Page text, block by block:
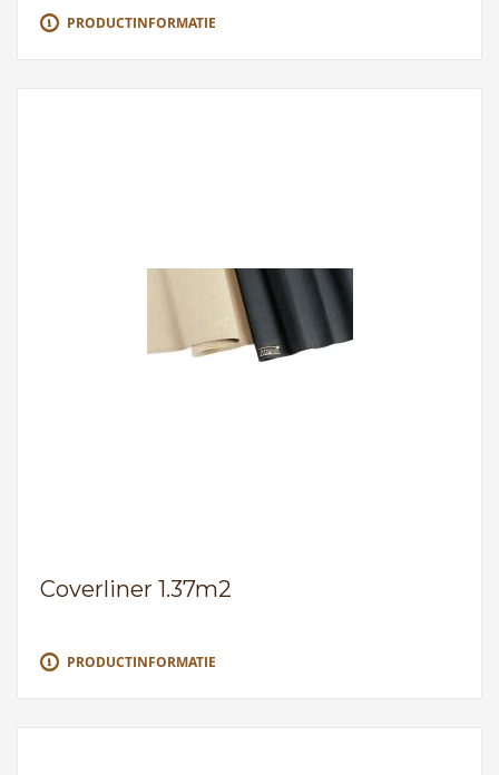
PRODUCTINFORMATIE
Coverliner 1.37m2
PRODUCTINFORMATIE